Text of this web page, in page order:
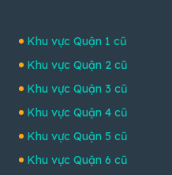
Khu vực Quận 1 cũ
Khu vực Quận 2 cũ
Khu vực Quận 3 cũ
Khu vực Quận 4 cũ
Khu vực Quận 5 cũ
Khu vực Quận 6 cũ